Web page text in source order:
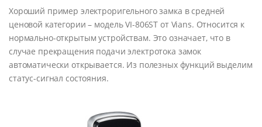
Хороший пример электроригельного замка в средней
ценовой категории – модель VI-806ST от Vians. Относится к
нормально-открытым устройствам. Это означает, что в
случае прекращения подачи электротока замок
автоматически открывается. Из полезных функций выделим
статус-сигнал состояния.